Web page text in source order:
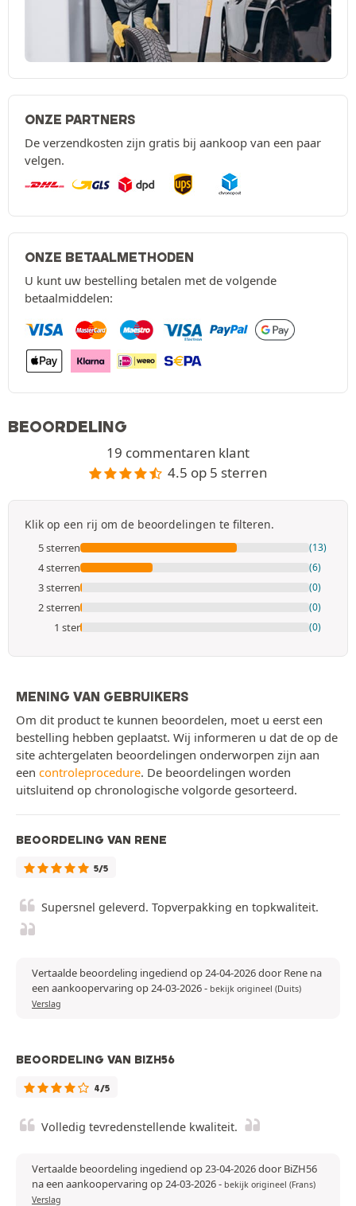
ONZE PARTNERS
De verzendkosten zijn gratis bij aankoop van een paar
velgen.
ONZE BETAALMETHODEN
U kunt uw bestelling betalen met de volgende
betaalmiddelen:
BEOORDELING
19 commentaren klant
4.5 op 5 sterren
Klik op een rij om de beoordelingen te filteren.
5 sterren (13)
4 sterren (6)
3 sterren (0)
2 sterren (0)
1 ster (0)
MENING VAN GEBRUIKERS
Om dit product te kunnen beoordelen, moet u eerst een
bestelling hebben geplaatst. Wij informeren u dat de op de
site achtergelaten beoordelingen onderworpen zijn aan
een controleprocedure. De beoordelingen worden
uitsluitend op chronologische volgorde gesorteerd.
BEOORDELING VAN RENE
5/5
Supersnel geleverd. Topverpakking en topkwaliteit.
Vertaalde beoordeling ingediend op 24-04-2026 door Rene na
een aankoopervaring op 24-03-2026- bekijk origineel (Duits)
Verslag
BEOORDELING VAN BIZH56
4/5
Volledig tevredenstellende kwaliteit.
Vertaalde beoordeling ingediend op 23-04-2026 door BiZH56
na een aankoopervaring op 24-03-2026- bekijk origineel (Frans)
Verslag